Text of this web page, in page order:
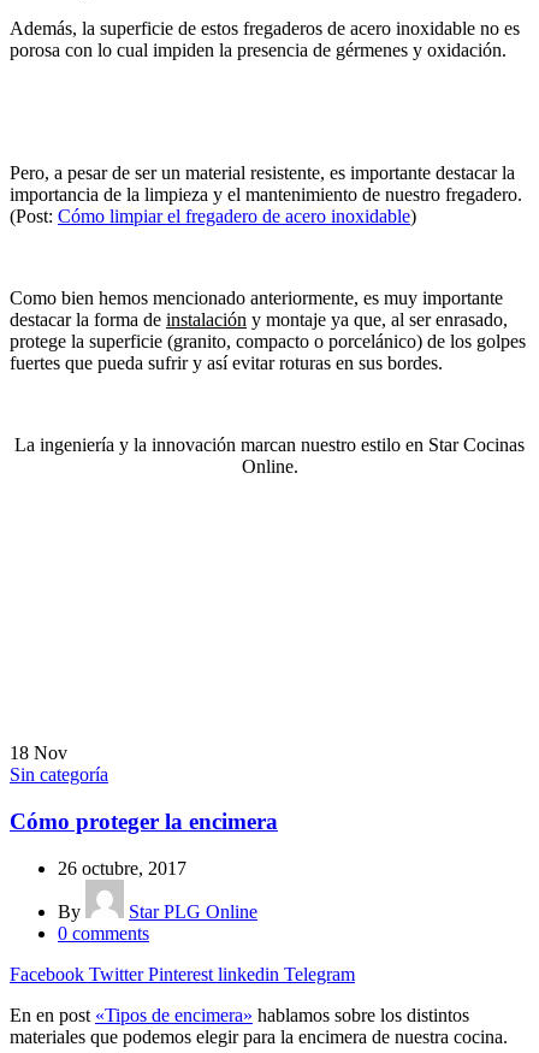
Además, la superficie de estos fregaderos de acero inoxidable no es
porosa con lo cual impiden la presencia de gérmenes y oxidación.
Pero, a pesar de ser un material resistente, es importante destacar la
importancia de la limpieza y el mantenimiento de nuestro fregadero.
(Post: Cómo limpiar el fregadero de acero inoxidable)
Como bien hemos mencionado anteriormente, es muy importante
destacar la forma de instalación y montaje ya que, al ser enrasado,
protege la superficie (granito, compacto o porcelánico) de los golpes
fuertes que pueda sufrir y así evitar roturas en sus bordes.
La ingeniería y la innovación marcan nuestro estilo en Star Cocinas
Online.
18 Nov
Sin categoría
Cómo proteger la encimera
26 octubre, 2017
By
Star PLG Online
0 comments
Facebook Twitter Pinterest linkedin Telegram
En en post «Tipos de encimera» hablamos sobre los distintos
materiales que podemos elegir para la encimera de nuestra cocina.